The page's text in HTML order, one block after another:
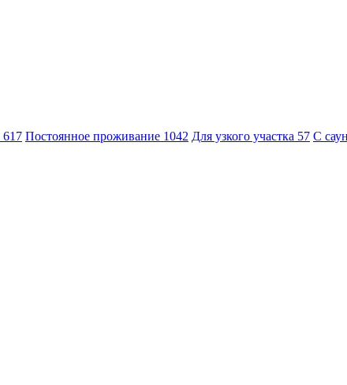
617 Постоянное проживание 1042 Для узкого участка 57 С